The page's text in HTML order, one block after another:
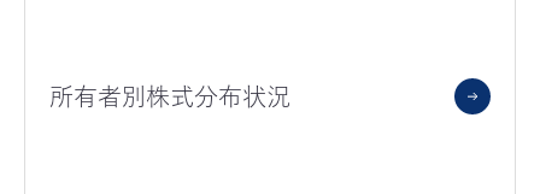
所有者別株式分布状況